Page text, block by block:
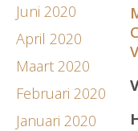
Juni 2020
April 2020
Maart 2020
Februari 2020
Januari 2020